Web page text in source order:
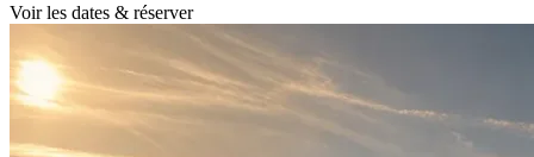
Voir les dates & réserver